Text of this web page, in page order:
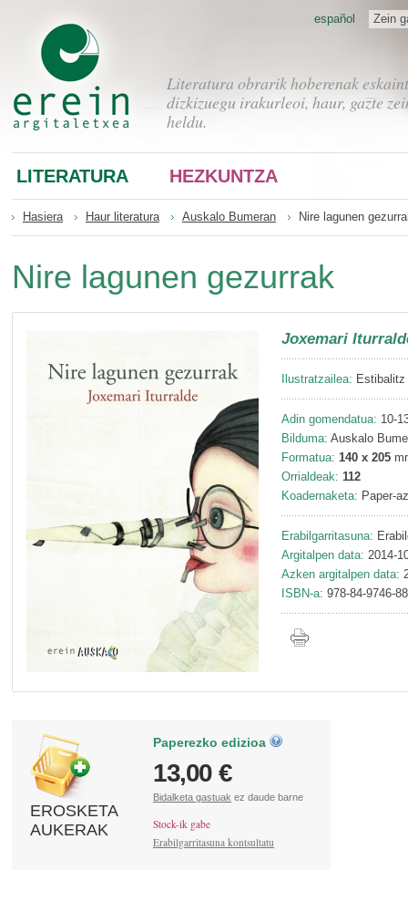
Literatura obrarik hoberenak
dizkizuegu irakurleoi, haur, gazte
heldu.
Zein
español
LITERATURA HEZKUNTZA
Hasiera Haur literatura Auskalo Bumeran Nire lagunen
Nire lagunen gezurrak
Joxemari
Ilustratzailea:
Adin gomendatua: 10-
Bilduma: Auskalo
Formatua: 140 x 205
Orrialdeak: 112
Koadernaketa: Paper-
Erabilgarritasuna:
Argitalpen data: 2014-
Azken argitalpen data:
ISBN-a: 978-84-9746-
EROSKETA
AUKERAK
Paperezko edizioa
13,00 €
Bidalketa gastuak ez daude barne
Stock-ik gabe
Erabilgarritasuna kontsultatu